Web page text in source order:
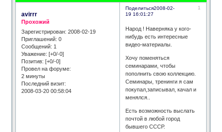
Поделиться 1
2008-02-
19 16:01:27
avirrr
Прохожий
Зарегистрирован: 2008-02-19
Приглашений: 0
Сообщений: 1
Уважение: [+0/-0]
Позитив: [+0/-0]
Провел на форуме:
2 минуты
Последний визит:
2008-03-20 00:58:04
Народ ! Наверняка у кого-
нибудь есть интересные
видео-материалы.
Хочу поменяться
семинарами, чтобы
пополнить свою коллекцию.
Семинары, тренинги я сам
покупал,записывал, качал и
менялся..
Есть возможность выслать
почтой в любой город
бывшего СССР.